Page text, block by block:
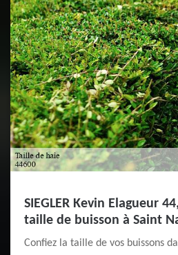
SIEGLER Kevin Elagueur
taille de buisson à Saint
Confiez la taille de vos buissons